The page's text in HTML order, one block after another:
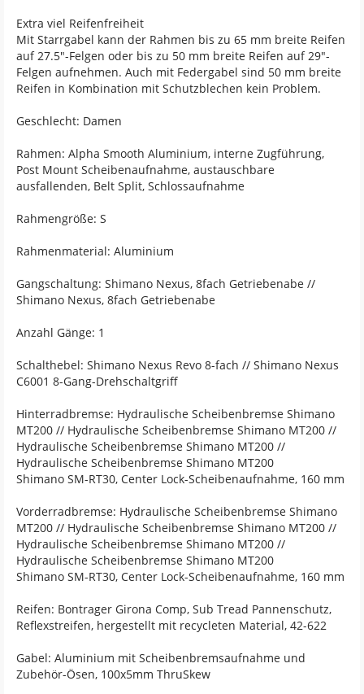
Extra viel Reifenfreiheit
Mit Starrgabel kann der Rahmen bis zu 65 mm breite Reifen
auf 27.5"-Felgen oder bis zu 50 mm breite Reifen auf 29"-
Felgen aufnehmen. Auch mit Federgabel sind 50 mm breite
Reifen in Kombination mit Schutzblechen kein Problem.
Geschlecht: Damen
Rahmen: Alpha Smooth Aluminium, interne Zugführung,
Post Mount Scheibenaufnahme, austauschbare
ausfallenden, Belt Split, Schlossaufnahme
Rahmengröße: S
Rahmenmaterial: Aluminium
Gangschaltung: Shimano Nexus, 8fach Getriebenabe //
Shimano Nexus, 8fach Getriebenabe
Anzahl Gänge: 1
Schalthebel: Shimano Nexus Revo 8-fach // Shimano Nexus
C6001 8-Gang-Drehschaltgriff
Hinterradbremse: Hydraulische Scheibenbremse Shimano
MT200 // Hydraulische Scheibenbremse Shimano MT200 //
Hydraulische Scheibenbremse Shimano MT200 //
Hydraulische Scheibenbremse Shimano MT200
Shimano SM-RT30, Center Lock-Scheibenaufnahme, 160 mm
Vorderradbremse: Hydraulische Scheibenbremse Shimano
MT200 // Hydraulische Scheibenbremse Shimano MT200 //
Hydraulische Scheibenbremse Shimano MT200 //
Hydraulische Scheibenbremse Shimano MT200
Shimano SM-RT30, Center Lock-Scheibenaufnahme, 160 mm
Reifen: Bontrager Girona Comp, Sub Tread Pannenschutz,
Reflexstreifen, hergestellt mit recycleten Material, 42-622
Gabel: Aluminium mit Scheibenbremsaufnahme und
Zubehör-Ösen, 100x5mm ThruSkew